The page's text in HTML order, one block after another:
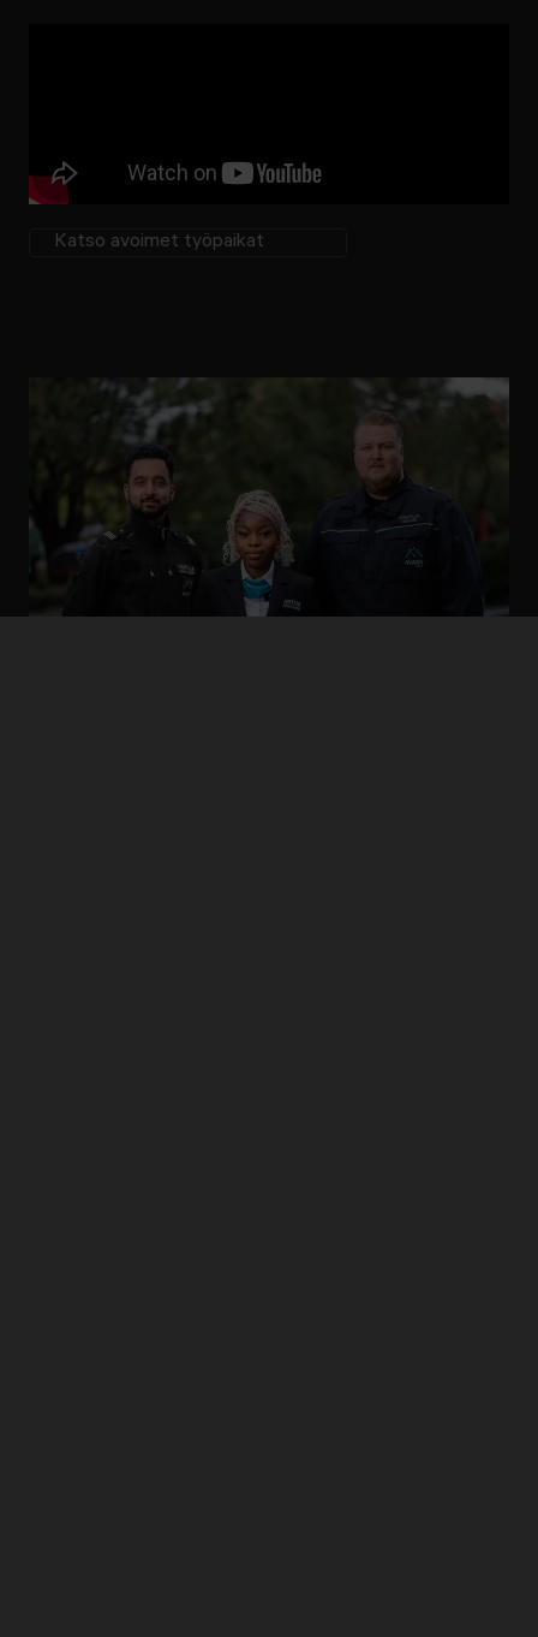
Katso avoimet työpaikat